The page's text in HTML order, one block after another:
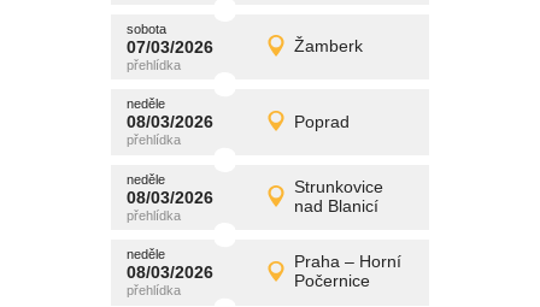
sobota
07/03/2026 Žamberk
sobota
07/03/2026 Detail
promítání
neděle
08/03/2026 Poprad
neděle
08/03/2026 Detail
promítání
neděle
08/03/2026
Strunkovice
nad Blanicí
neděle
08/03/2026 Detail
promítání
neděle
08/03/2026
Praha – Horní
Počernice
neděle
08/03/2026 Detail
promítání